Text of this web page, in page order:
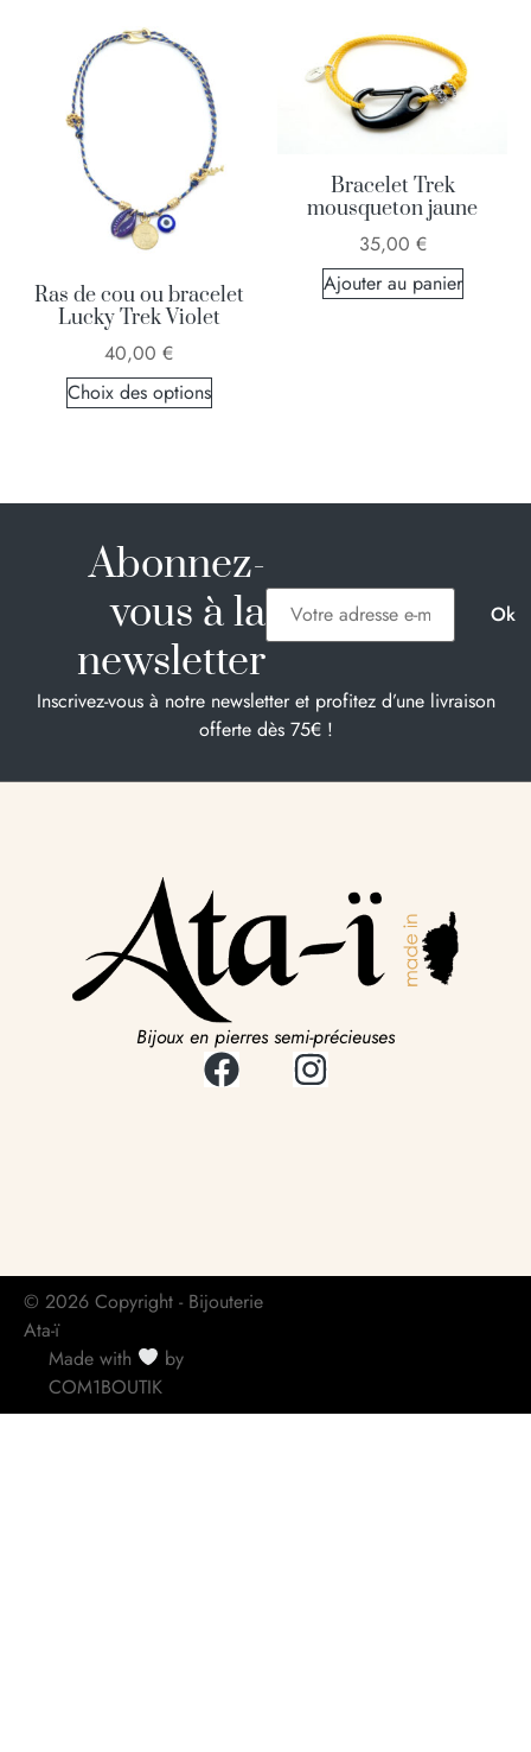
Ras de cou ou bracelet
Lucky Trek Violet
40,00 €
Choix des options
Bracelet Trek
mousqueton jaune
35,00 €
Ajouter au panier
Abonnez-
vous à la
newsletter
Inscrivez-vous à notre newsletter et profitez d’une livraison
offerte dès 75€ !
Bijoux en pierres semi-précieuses
© 2026 Copyright - Bijouterie
Ata-ï
Made with
by
COM1BOUTIK